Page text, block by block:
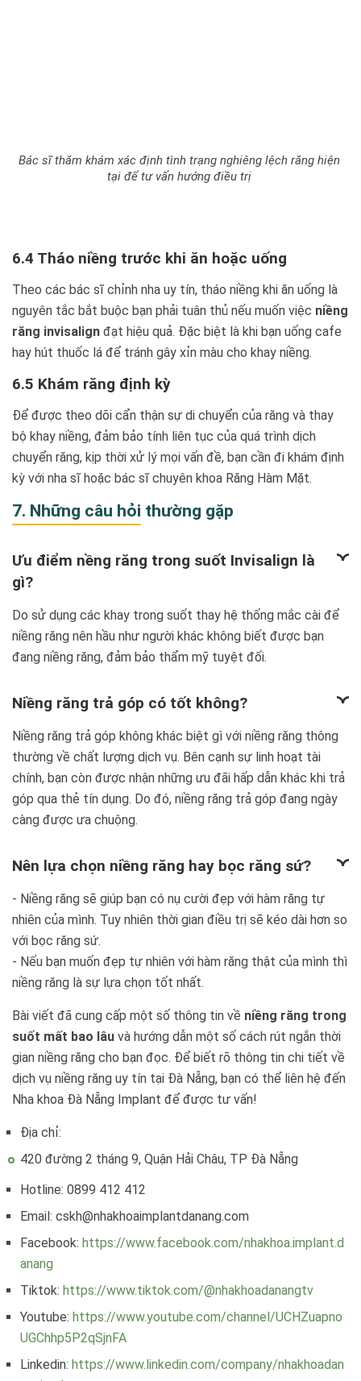
Bác sĩ thăm khám xác định tình trạng nghiêng lệch răng hiện
tại để tư vấn hướng điều trị
6.4 Tháo niềng trước khi ăn hoặc uống
Theo các bác sĩ chỉnh nha uy tín, tháo niềng khi ăn uống là
nguyên tắc bắt buộc bạn phải tuân thủ nếu muốn việc niềng
răng invisalign đạt hiệu quả. Đặc biệt là khi bạn uống cafe
hay hút thuốc lá để tránh gây xỉn màu cho khay niềng.
6.5 Khám răng định kỳ
Để được theo dõi cẩn thận sự di chuyển của răng và thay
bộ khay niềng, đảm bảo tính liên tục của quá trình dịch
chuyển răng, kịp thời xử lý mọi vấn đề, bạn cần đi khám định
kỳ với nha sĩ hoặc bác sĩ chuyên khoa Răng Hàm Mặt.
7. Những câu hỏi thường gặp
Ưu điểm nềng răng trong suốt Invisalign là
gì?
Do sử dụng các khay trong suốt thay hệ thống mắc cài để
niềng răng nên hầu như người khác không biết được bạn
đang niềng răng, đảm bảo thẩm mỹ tuyệt đối.
Niềng răng trả góp có tốt không?
Niềng răng trả góp không khác biệt gì với niềng răng thông
thường về chất lượng dịch vụ. Bên cạnh sự linh hoạt tài
chính, bạn còn được nhận những ưu đãi hấp dẫn khác khi trả
góp qua thẻ tín dụng. Do đó, niềng răng trả góp đang ngày
càng được ưa chuộng.
Nên lựa chọn niềng răng hay bọc răng sứ?
- Niềng răng sẽ giúp bạn có nụ cười đẹp với hàm răng tự
nhiên của mình. Tuy nhiên thời gian điều trị sẽ kéo dài hơn so
với bọc răng sứ.
- Nếu bạn muốn đẹp tự nhiên với hàm răng thật của mình thì
niềng răng là sự lựa chọn tốt nhất.
Bài viết đã cung cấp một số thông tin về niềng răng trong
suốt mất bao lâu và hướng dẫn một số cách rút ngắn thời
gian niềng răng cho bạn đọc. Để biết rõ thông tin chi tiết về
dịch vụ niềng răng uy tín tại Đà Nẵng, bạn có thể liên hệ đến
Nha khoa Đà Nẵng Implant để được tư vấn!
Địa chỉ:
420 đường 2 tháng 9, Quận Hải Châu, TP Đà Nẵng
Hotline: 0899 412 412
Email: cskh@nhakhoaimplantdanang.com
Facebook: https://www.facebook.com/nhakhoa.implant.d
anang
Tiktok: https://www.tiktok.com/@nhakhoadanangtv
Youtube: https://www.youtube.com/channel/UCHZuapno
UGChhp5P2qSjnFA
Linkedin: https://www.linkedin.com/company/nhakhoadan